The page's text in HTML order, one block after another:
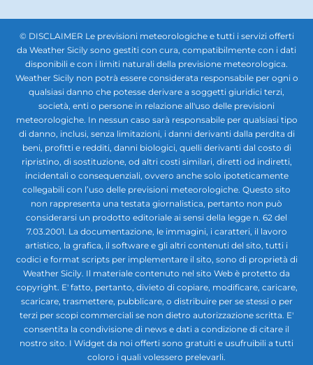
© DISCLAIMER Le previsioni meteorologiche e tutti i servizi offerti
da Weather Sicily sono gestiti con cura, compatibilmente con i dati
disponibili e con i limiti naturali della previsione meteorologica.
Weather Sicily non potrà essere considerata responsabile per ogni o
qualsiasi danno che potesse derivare a soggetti giuridici terzi,
società, enti o persone in relazione all'uso delle previsioni
meteorologiche. In nessun caso sarà responsabile per qualsiasi tipo
di danno, inclusi, senza limitazioni, i danni derivanti dalla perdita di
beni, profitti e redditi, danni biologici, quelli derivanti dal costo di
ripristino, di sostituzione, od altri costi similari, diretti od indiretti,
incidentali o consequenziali, ovvero anche solo ipoteticamente
collegabili con l’uso delle previsioni meteorologiche. Questo sito
non rappresenta una testata giornalistica, pertanto non può
considerarsi un prodotto editoriale ai sensi della legge n. 62 del
7.03.2001. La documentazione, le immagini, i caratteri, il lavoro
artistico, la grafica, il software e gli altri contenuti del sito, tutti i
codici e format scripts per implementare il sito, sono di proprietà di
Weather Sicily. Il materiale contenuto nel sito Web è protetto da
copyright. E' fatto, pertanto, divieto di copiare, modificare, caricare,
scaricare, trasmettere, pubblicare, o distribuire per se stessi o per
terzi per scopi commerciali se non dietro autorizzazione scritta. E'
consentita la condivisione di news e dati a condizione di citare il
nostro sito. I Widget da noi offerti sono gratuiti e usufruibili a tutti
coloro i quali volessero prelevarli.